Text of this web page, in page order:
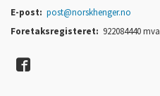
E-post: post@norskhenger.no
Foretaksregisteret: 922084440 mva